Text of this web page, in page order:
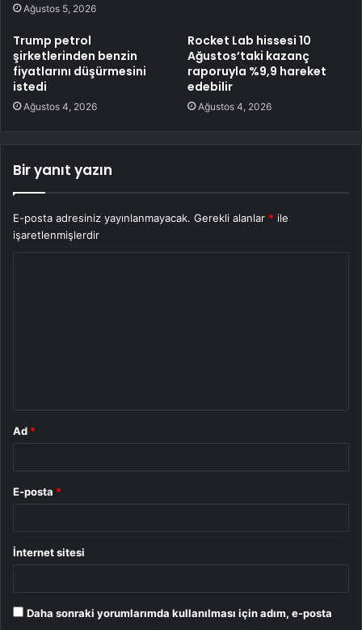
Ağustos 5, 2026
Trump petrol
şirketlerinden benzin
fiyatlarını düşürmesini
istedi
Ağustos 4, 2026
Rocket Lab hissesi 10
Ağustos’taki kazanç
raporuyla %9,9 hareket
edebilir
Ağustos 4, 2026
Bir yanıt yazın
E-posta adresiniz yayınlanmayacak. Gerekli alanlar * ile
işaretlenmişlerdir
Ad *
E-posta *
İnternet sitesi
Daha sonraki yorumlarımda kullanılması için adım, e-posta